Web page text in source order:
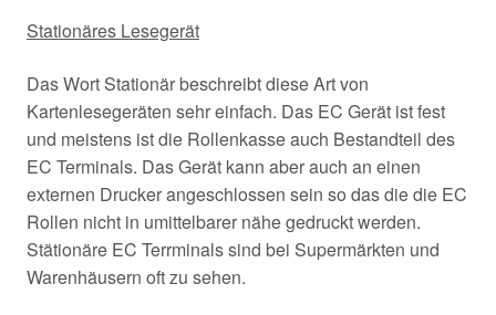
Stationäres Lesegerät
Das Wort Stationär beschreibt diese Art von
Kartenlesegeräten sehr einfach. Das EC Gerät ist fest
und meistens ist die Rollenkasse auch Bestandteil des
EC Terminals. Das Gerät kann aber auch an einen
externen Drucker angeschlossen sein so das die die EC
Rollen nicht in umittelbarer nähe gedruckt werden.
Stätionäre EC Terrminals sind bei Supermärkten und
Warenhäusern oft zu sehen.